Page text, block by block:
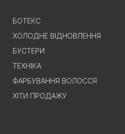
БОТЕКС
ХОЛОДНЕ ВІДНОВЛЕННЯ
БУСТЕРИ
ТЕХНІКА
ФАРБУВАННЯ ВОЛОССЯ
ХІТИ ПРОДАЖУ